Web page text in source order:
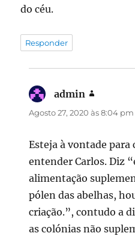
do céu.
Responder
admin
Agosto 27, 2020 às 8:04 pm
Esteja à vontade
entender Carlos. Diz
alimentação
pólen das abelhas,
criação.”, contudo a
as colónias não